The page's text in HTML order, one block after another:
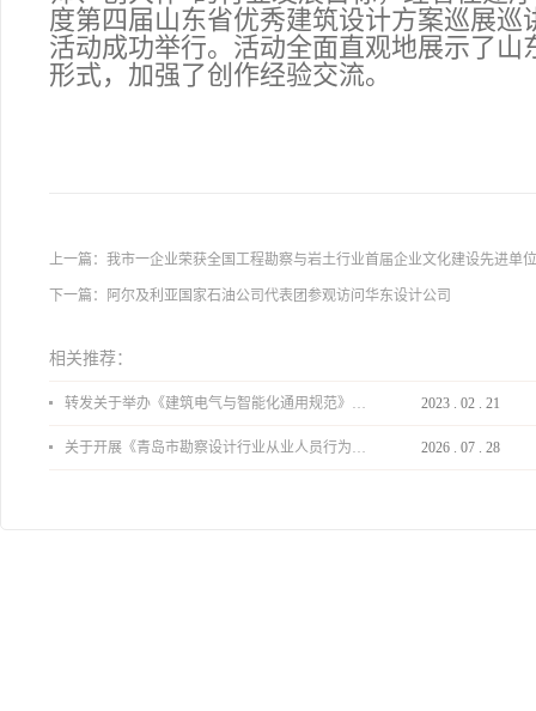
度第四届山东省优秀建筑设计方案巡展
活动成功举行。活动全面直观地展示了
形式，加强了创作经验交流。
上一篇： 我市一企业荣获全国工程勘察与岩土行业首届企业文化建设先进单
下一篇： 阿尔及利亚国家石油公司代表团参观访问华东设计公司
相关推荐：
转发关于举办《建筑电气与智能化通用规范》 GB55024-2022公益宣贯的通知 2023 . 02 . 21
关于开展《青岛市勘察设计行业从业人员行为导则》、《青岛市住宅工程设计审查品质提升指引（2026版）》宣贯活动的通知 2026 . 07 . 28